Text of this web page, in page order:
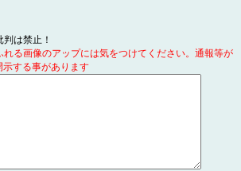
は禁止！
る画像のアップには気をつけてください。通報等が
する事があります